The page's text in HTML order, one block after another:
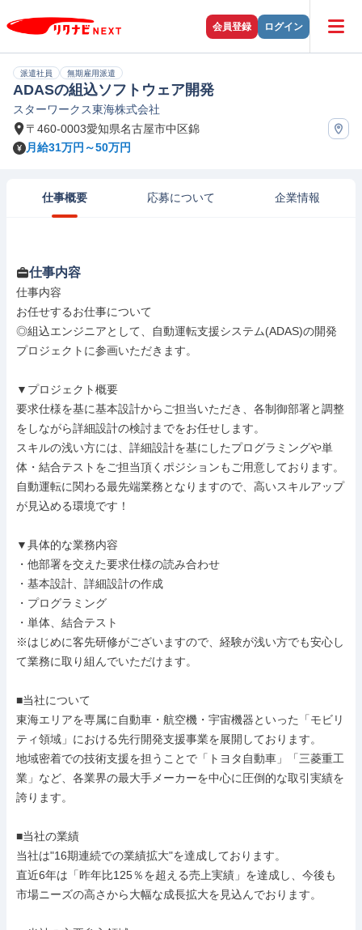
会員登録 ログイン
派遣社員 無期雇用派遣
ADASの組込ソフトウェア開発
スターワークス東海株式会社
〒460-0003愛知県名古屋市中区錦
月給31万円～50万円
仕事概要 応募について 企業情報
仕事内容
仕事内容
お任せするお仕事について
◎組込エンジニアとして、自動運転支援システム(ADAS)の開発
プロジェクトに参画いただきます。
▼プロジェクト概要
要求仕様を基に基本設計からご担当いただき、各制御部署と調整
をしながら詳細設計の検討までをお任せします。
スキルの浅い方には、詳細設計を基にしたプログラミングや単
体・結合テストをご担当頂くポジションもご用意しております。
自動運転に関わる最先端業務となりますので、高いスキルアップ
が見込める環境です！
▼具体的な業務内容
・他部署を交えた要求仕様の読み合わせ
・基本設計、詳細設計の作成
・プログラミング
・単体、結合テスト
※はじめに客先研修がございますので、経験が浅い方でも安心し
て業務に取り組んでいただけます。
■当社について
東海エリアを専属に自動車・航空機・宇宙機器といった「モビリ
ティ領域」における先行開発支援事業を展開しております。
地域密着での技術支援を担うことで「トヨタ自動車」「三菱重工
業」など、各業界の最大手メーカーを中心に圧倒的な取引実績を
誇ります。
■当社の業績
当社は"16期連続での業績拡大"を達成しております。
直近6年は「昨年比125％を超える売上実績」を達成し、今後も
市場ニーズの高さから大幅な成長拡大を見込んでおります。